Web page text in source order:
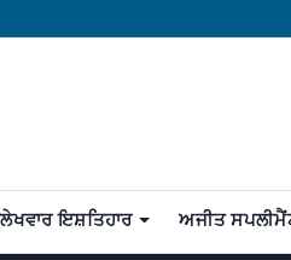
ਇਸ਼ਤਿਹਾਰ ਅਜੀਤ